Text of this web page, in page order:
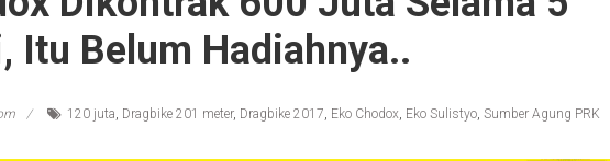
Itu Belum Hadiahnya..
120 juta, Dragbike 201 meter, Dragbike 2017, Eko Chodox, Eko Sulistyo, Sumber Agung PRK